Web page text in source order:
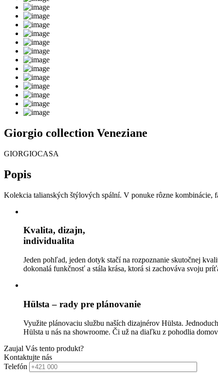
Giorgio collection Veneziane
GIORGIOCASA
Popis
Kolekcia talianských štýlových spální. V ponuke rôzne kombinácie,
Kvalita, dizajn,
individualita
Jeden pohľad, jeden dotyk stačí na rozpoznanie skutočnej
dokonalá funkčnosť a stála krása, ktorá si zachováva svoju
Hülsta – rady pre plánovanie
Využite plánovaciu službu naších dizajnérov Hülsta.
Hülsta u nás na showroome. Či už na diaľku z pohodlia
Zaujal Vás tento produkt?
Kontaktujte nás
Telefón